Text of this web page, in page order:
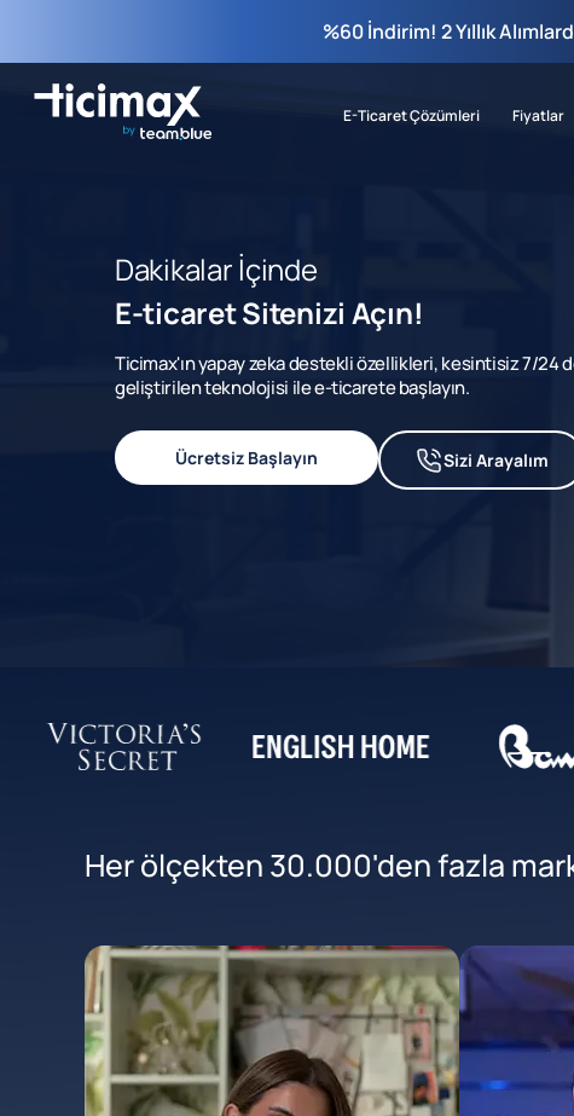
%60 İndirim! 2 Yıllık
E-Ticaret Çözümleri Fiyatlar
Dakikalar İçinde
E-ticaret Sitenizi Açın!
Ticimax'ın yapay zeka destekli özellikleri, kesintisiz 7/24
geliştirilen teknolojisi ile e-ticarete başlayın.
Ücretsiz Başlayın Sizi Arayalım
Her ölçekten 30.000'den fazla